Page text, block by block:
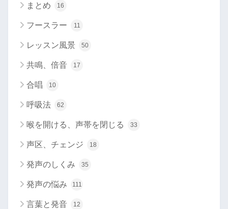
まとめ 16
フースラー 11
レッスン風景 50
共鳴、倍音 17
合唱 10
呼吸法 62
喉を開ける、声帯を閉じる 33
声区、チェンジ 18
発声のしくみ 35
発声の悩み 111
言葉と発音 12